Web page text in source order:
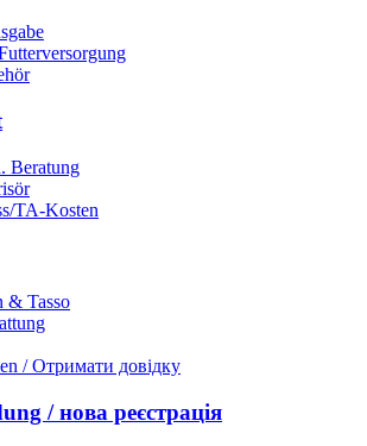
Beratung
TA-Kosten
& Tasso
/ Отримати довідку
/ нова реєстрація